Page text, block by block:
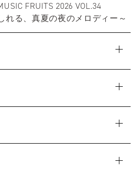
FRUITS 2026 VOL.34
れる、真夏の夜のメロディー～